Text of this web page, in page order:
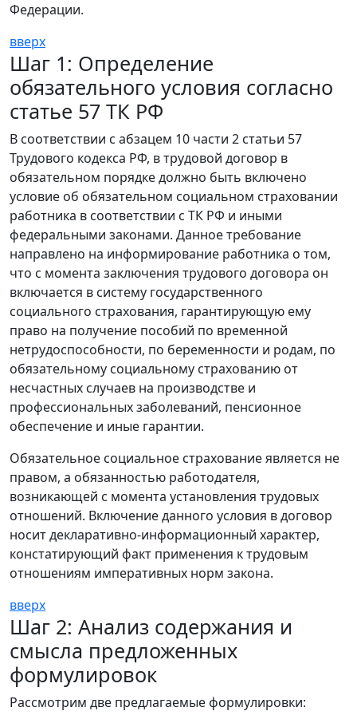
Федерации.
вверх
Шаг 1: Определение
обязательного условия согласно
статье 57 ТК РФ
В соответствии с абзацем 10 части 2 статьи 57
Трудового кодекса РФ, в трудовой договор в
обязательном порядке должно быть включено
условие об обязательном социальном страховании
работника в соответствии с ТК РФ и иными
федеральными законами. Данное требование
направлено на информирование работника о том,
что с момента заключения трудового договора он
включается в систему государственного
социального страхования, гарантирующую ему
право на получение пособий по временной
нетрудоспособности, по беременности и родам, по
обязательному социальному страхованию от
несчастных случаев на производстве и
профессиональных заболеваний, пенсионное
обеспечение и иные гарантии.
Обязательное социальное страхование является не
правом, а обязанностью работодателя,
возникающей с момента установления трудовых
отношений. Включение данного условия в договор
носит декларативно-информационный характер,
констатирующий факт применения к трудовым
отношениям императивных норм закона.
вверх
Шаг 2: Анализ содержания и
смысла предложенных
формулировок
Рассмотрим две предлагаемые формулировки: